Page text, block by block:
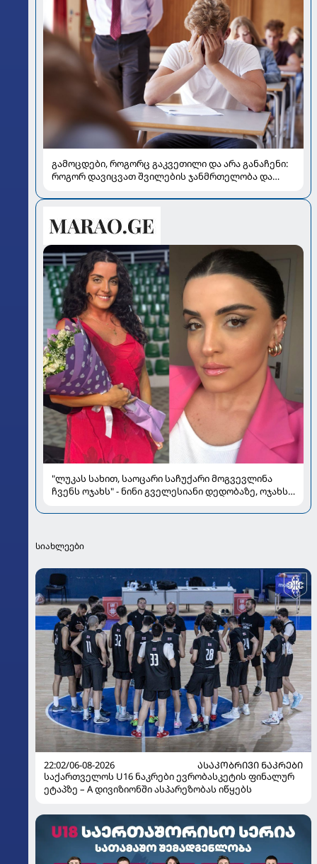
გამოცდები, როგორც გაკვეთილი და არა განაჩენი:
როგორ დავიცვათ შვილების ჯანმრთელობა და
"ლუკას სახით, საოცარი საჩუქარი მოგვევლინა
ჩვენს ოჯახს" - ნინი გველესიანი დედობაზე, ოჯახსა
სიახლეები
22:02/06-08-2026
ᲐᲡᲐᲙᲝᲑᲠᲘᲕᲘ ᲜᲐᲙᲠᲔᲑᲘ
საქართველოს U16 ნაკრები ევრობასკეტის ფინალურ
ეტაპზე – A დივიზიონში ასპარეზობას იწყებს